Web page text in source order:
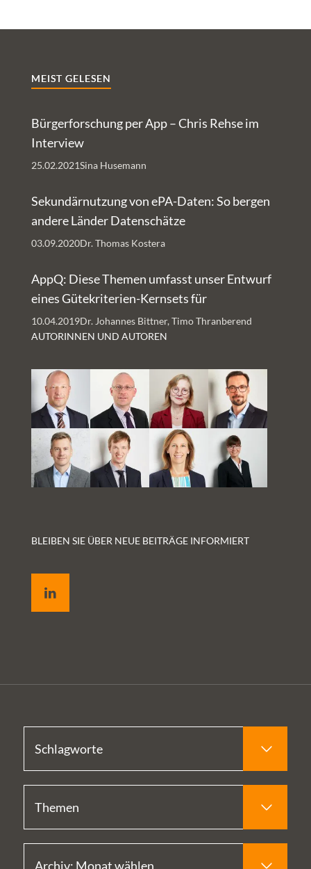
MEIST GELESEN
Bürgerforschung per App – Chris Rehse im
Interview
Sina Husemann
25.02.2021
Sekundärnutzung von ePA-Daten: So bergen
andere Länder Datenschätze
Dr. Thomas Kostera
03.09.2020
AppQ: Diese Themen umfasst unser Entwurf
eines Gütekriterien-Kernsets für
Gesundheits-AppsDr. Johannes Bittner, Timo Thranberend
10.04.2019
AUTORINNEN UND AUTOREN
BLEIBEN SIE ÜBER NEUE BEITRÄGE INFORMIERT